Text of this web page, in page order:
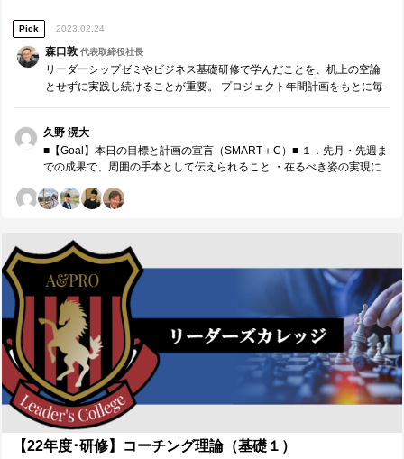
ミュニケーションマップを活用するなどして効果的にアプローチする
必要がある。受け手が目標に対してコミットメントできるような設計
を行い、取り組みや誠実な姿勢も評価できるようなリーダーでありた
い。 ■研修参加前後での心境の変化、研修講師やA&PROメンバーへの
メッセージ■ 研修の参加前から、自分はリーダーとしての物足りなさや
ていなかったこと、気付きもしなかったような部分があることに気付
き、まだまだ準備や弱みに向き合う姿勢が不足していると実感しまし
た。準備ができている人がリーダーをやる。あたりまえのことであ
り、自分も、この準備という言葉を覚悟に置き換えてよく用いていま
したが、この準備や覚悟は、自分の今までの経験や知識の範疇に収ま
て、自分がこれから何をしなければならないのか、それを実現するた
めに必要なことは何か、はっきりとさせることができました。次のス
テップは、今回の研修を通して知ったことやはっきりしたことを実行
することです。価値を提供できるリーダーになります。 ともに参加し
てくれたメンバーのみなさん、本当にありがとうございました。ペア
やグループでのワークが多かった中、みなさんと研修を作り上げるこ
とができたと思います。みなさんとともに自分に向き合い、成長でき
て本当に良かったです。 ■これからリーダーシップゼミを受ける人への
メッセージ■ 今の自分のリーダーシップに自信がある人、自分はリーダ
ーに向いていないと思っている人にも参加してほしい。本当に弱みに
向き合うとはどういうことか、「誠実さ」とは何か、信頼や自信に繋
がることは何かなど、多くの気付きを得られる研修であった。そし
て、その気付きを提供し続けるために必要なことを学び、実行するこ
Pick 2023.02.24
森口敦代表取締役社長
リーダーシップゼミやビジネス基礎研修で学んだことを、机上の空論
とせずに実践し続けることが重要。 プロジェクト年間計画をもとに毎
久野 滉大
■【Goal】本日の目標と計画の宣言（SMART＋C）■ １．先月・先週ま
での成果で、周囲の手本として伝えられること ・在るべき姿の実現に
込みより価値のあるものを生み出すこと。 ・重要度を優先したプロジ
トプットを生み出すこと。 ２．来月の取組み/残りの活動で、周囲の手
本として伝えられること ・より大きな組織やプロジェクトに変革や推
進力をもたらすために、組織を主語にしたうえで常に自分が変わろう
とし、他者への影響の輪を広げていくこと。 ３．本日、誰に対し、ど
のような価値を具体的に提供したいか 10期のメンバーに対し、これま
での自身の成果と振り返りについて、誠実に伝えながら自身の価値を
共有することで、さらに大きな舞台で活躍していくにあたっての学び
を提供したい。 山口さんに対して、これから1年間支部を牽引する立場
であるからこそ、自分自身が誠実に取り組み続けることと、欲求に伝
えることで周囲を巻き込んでいくことの重要性を学びとして提供した
い。 ■【Measure・Analyze・NextPlan】本日の振返り■ １．現状・成
果の把握 1年間を振り返ったうえでの自身の成果や反省、課題に向き合
ったことについて改めて言語化することで、自身の今後の伸びしろや
【22年度･研修】コーチング理論（基礎１）